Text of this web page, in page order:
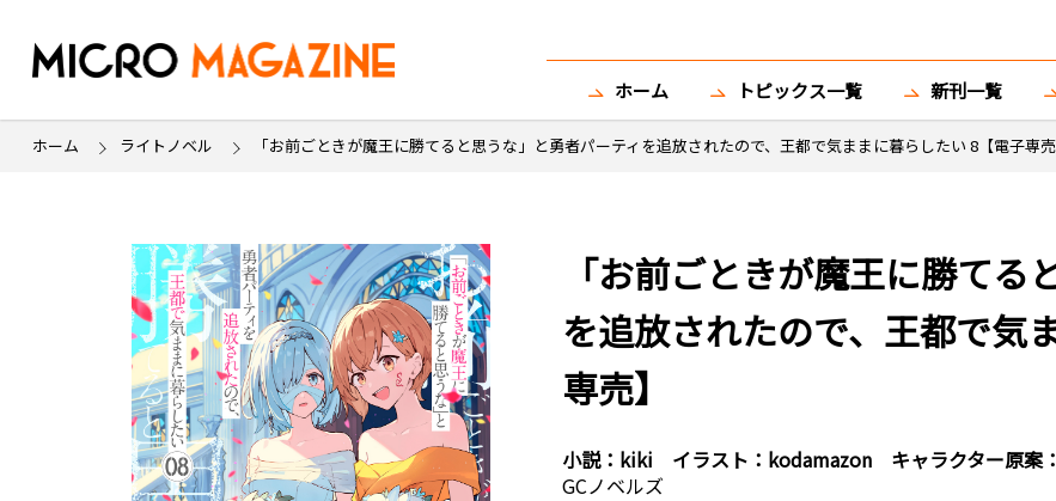
ホーム トピックス一覧 新刊一覧
ホーム ライトノベル 「お前ごときが魔王に勝てると思うな」と勇者パーティを追放されたので、王都で気ままに暮らしたい 8【電子専売
「お前ごときが魔王に勝てる
を追放されたので、王都で気
専売】
小説： kiki イラスト： kodamazon キャラクター原案：
GCノベルズ